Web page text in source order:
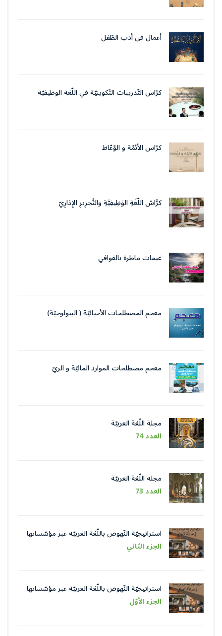
أعمال في أدب الطّفل
كرّاس التّدريبات التّكوينيّة في اللّغة الوظيفيّة
كرّاس الأئمّة و الوّعّاظ
كرَّاسُ اللُّغَةِ الوَظِيفِيَّةِ والتَّحرِيرِ الإِدَارِيّ
غيمات ماطرة بالقوافي
معجم المصطلحات الأحيائيّة ( البيولوجيّة)
معجم مصطلحات الموارد المائيّة و الريّ
مجلة اللّغة العربيّة
العدد 74
مجلة اللّغة العربيّة
العدد 73
استراتيجيّة النّهوض باللّغة العربيّة عبر مؤسّساتها
في عصر الذّكاء الاصطناعيّ
الجزء الثاني
استراتيجيّة النّهوض باللّغة العربيّة عبر مؤسّساتها
في عصر الذّكاء الاصطناعيّ
الجزء الأوّل